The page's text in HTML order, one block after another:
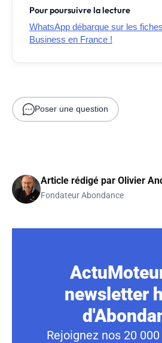
Pour poursuivre la lecture
WhatsApp débarque sur les
Business en France !
Poser une question
Article rédigé par Olivier
Fondateur Abondance
newsletter
Rejoignez nos 20